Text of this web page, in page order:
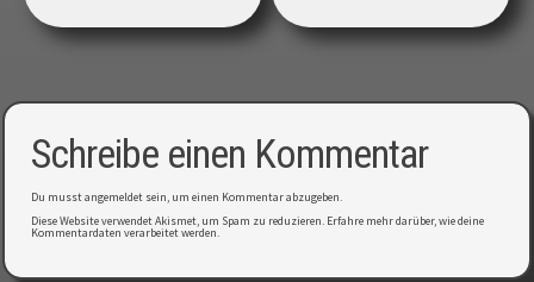
Schreibe einen Kommentar
Du musstangemeldet sein, um einen Kommentar abzugeben.
Diese Website verwendet Akismet, um Spam zu reduzieren. Erfahre mehr darüber, wie deine
Kommentardaten verarbeitet werden.